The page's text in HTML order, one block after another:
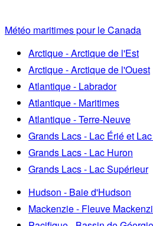
Météo maritimes pour le Canada
Arctique - Arctique de l'Est
Arctique - Arctique de l'Ouest
Atlantique - Labrador
Atlantique - Maritimes
Atlantique - Terre-Neuve
Grands Lacs - Lac Érié et
Grands Lacs - Lac Huron
Grands Lacs - Lac Supérieur
Hudson - Baie d'Hudson
Mackenzie - Fleuve